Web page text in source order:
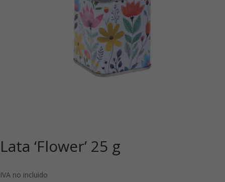
Lata ‘Flower’ 25 g
IVA no incluido